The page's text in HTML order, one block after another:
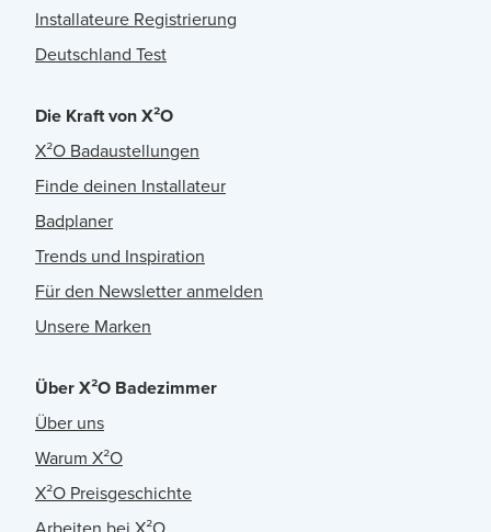
Installateure Registrierung
Deutschland Test
Die Kraft von X²O
X²O Badaustellungen
Finde deinen Installateur
Badplaner
Trends und Inspiration
Für den Newsletter anmelden
Unsere Marken
Über X²O Badezimmer
Über uns
Warum X²O
X²O Preisgeschichte